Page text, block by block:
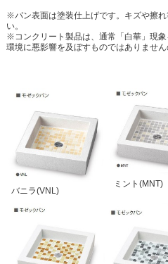
※パン表面は塗装仕上げです。キズや擦
い。
※コンクリート製品は、通常「白華」現
環境に悪影響を及ぼすものではありません
バニラ(VNL)
ミント(MNT)